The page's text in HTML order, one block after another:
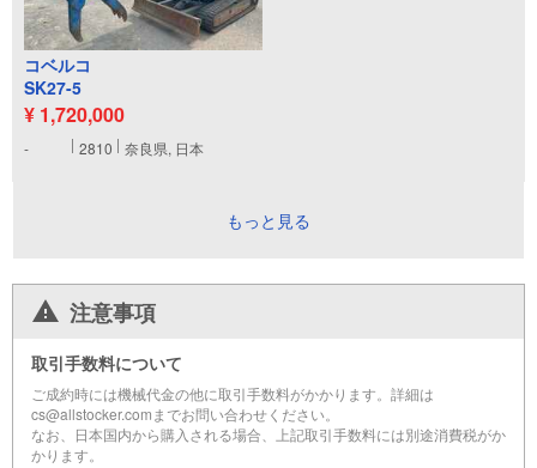
コベルコ
SK27-5
¥ 1,720,000
- 2810 奈良県, 日本
もっと見る
注意事項
取引手数料について
ご成約時には機械代金の他に取引手数料がかかります。詳細は
cs@allstocker.comまでお問い合わせください。
なお、日本国内から購入される場合、上記取引手数料には別途消費税がか
かります。